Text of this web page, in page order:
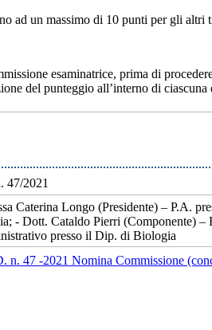
un massimo di 10 punti per gli altri
esaminatrice, prima di
del punteggio all’interno di ciascuna
47/2021
Caterina Longo (Presidente) – P.A.
- Dott. Cataldo Pierri (Componente)
presso il Dip. di Biologia
n. 47 -2021 Nomina Commissione